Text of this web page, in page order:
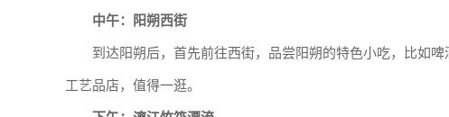
中午：阳朔西街
到达阳朔后，首先前往西街，品尝阳朔的特色小吃，比如
工艺品店，值得一逛。